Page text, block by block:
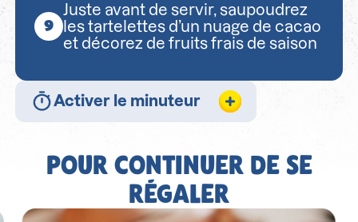
Juste avant de servir, saupoudrez
les tartelettes d’un nuage de cacao
et décorez de fruits frais de saison
Activer le minuteur
POUR CONTINUER DE SE
RÉGALER